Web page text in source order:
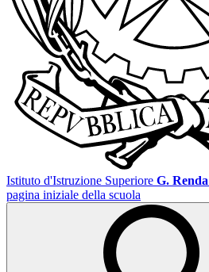
Istituto d'Istruzione Superiore G. Renda
pagina iniziale della scuola